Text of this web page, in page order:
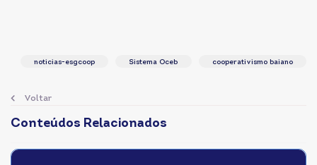
Voltar
noticias-esgcoop Sistema Oceb cooperativismo baiano
Conteúdos Relacionados